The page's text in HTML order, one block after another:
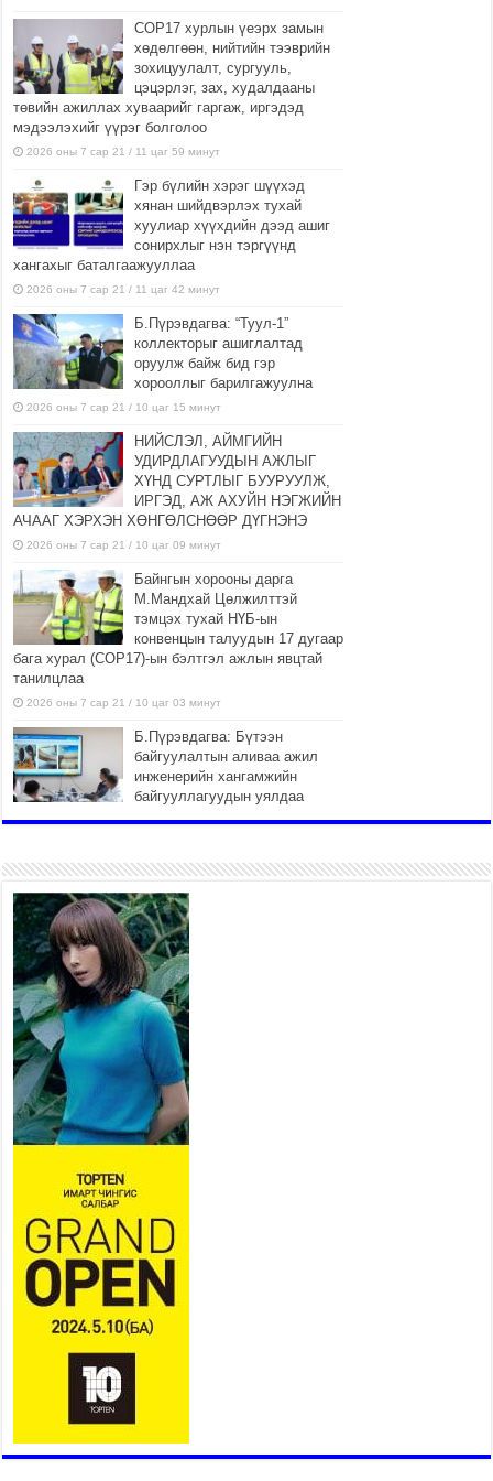
COP17 хурлын үеэрх замын
хөдөлгөөн, нийтийн тээврийн
зохицуулалт, сургууль,
цэцэрлэг, зах, худалдааны
төвийн ажиллах хуваарийг гаргаж, иргэдэд
мэдээлэхийг үүрэг болголоо
2026 оны 7 сар 21 / 11 цаг 59 минут
Гэр бүлийн хэрэг шүүхэд
хянан шийдвэрлэх тухай
хуулиар хүүхдийн дээд ашиг
сонирхлыг нэн тэргүүнд
хангахыг баталгаажууллаа
2026 оны 7 сар 21 / 11 цаг 42 минут
Б.Пүрэвдагва: “Туул-1”
коллекторыг ашиглалтад
оруулж байж бид гэр
хорооллыг барилгажуулна
2026 оны 7 сар 21 / 10 цаг 15 минут
НИЙСЛЭЛ, АЙМГИЙН
УДИРДЛАГУУДЫН АЖЛЫГ
ХҮНД СУРТЛЫГ БУУРУУЛЖ,
ИРГЭД, АЖ АХУЙН НЭГЖИЙН
АЧААГ ХЭРХЭН ХӨНГӨЛСНӨӨР ДҮГНЭНЭ
2026 оны 7 сар 21 / 10 цаг 09 минут
Байнгын хорооны дарга
М.Мандхай Цөлжилттэй
тэмцэх тухай НҮБ-ын
конвенцын талуудын 17 дугаар
бага хурал (СОР17)-ын бэлтгэл ажлын явцтай
танилцлаа
2026 оны 7 сар 21 / 10 цаг 03 минут
Б.Пүрэвдагва: Бүтээн
байгуулалтын аливаа ажил
инженерийн хангамжийн
байгууллагуудын уялдаа
холбоогүйгээс саатах ёсгүй
“Сэлбэ 20 минутын хот”
төслийн анхны 12 давхар
барилгын үндсэн карказ,
цутгалтын ажил дууслаа
2026 оны 7 сар 20 / 17 цаг 17 минут
Мопед, скүүтер, тэдгээртэй
адилтгах үзүүлэлт бүхий
тээврийн хэрэгсэлтэй
холбоотой нийслэлийн засаг
дарга захирамж гаргалаа
2026 оны 7 сар 20 / 17 цаг 11 минут
Төв цэвэрлэх байгууламжид хоногт дунджаар 3
тонн хатуу хог хаягдал ирж байна
2026 оны 7 сар 20 / 12 цаг 06 минут
“Эхийн алдар” одонгийн шаардлагыг
хөнгөрүүллээ
2026 оны 7 сар 20 / 11 цаг 51 минут
“Жил бүрийн өвөл, жил бүрийн ижил асуудал”
2026 оны 7 сар 20 / 11 цаг 16 минут
зайлуулах хоолойтой, явган хүний болон дугуйн
замтай байлгах стандарт мөрдөнө
2026 оны 7 сар 20 / 9 цаг 24 минут
Б.Пүрэвдагва: Хотын төвөөс Бэлх, Сэлх
чиглэлд явахад дугуйн замаар зорчих бүрэн